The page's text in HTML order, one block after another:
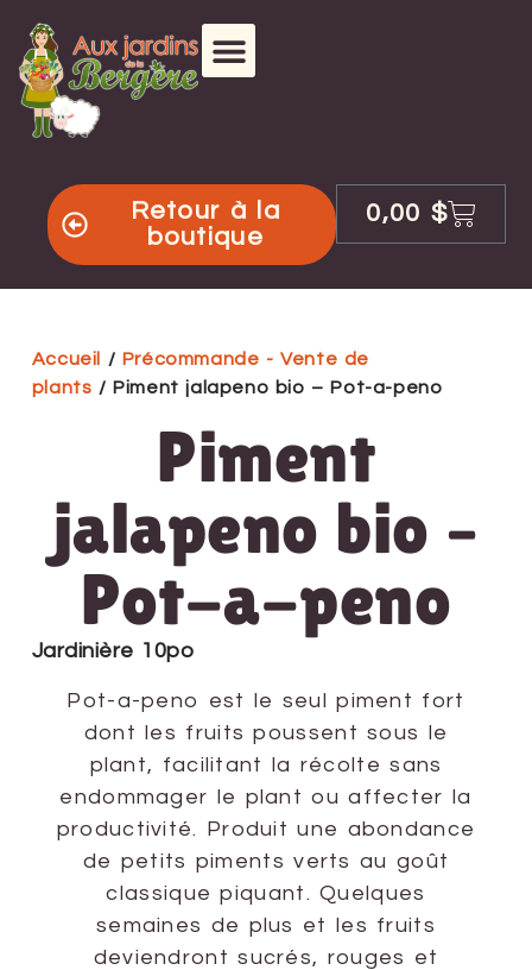
Retour à la
boutique
0,00 $
Accueil / Précommande - Vente de
plants / Piment jalapeno bio – Pot-a-peno
Piment
jalapeno bio –
Pot-a-peno
Jardinière 10po
Pot-a-peno est le seul piment fort
dont les fruits poussent sous le
plant, facilitant la récolte sans
endommager le plant ou affecter la
productivité. Produit une abondance
de petits piments verts au goût
classique piquant. Quelques
semaines de plus et les fruits
deviendront sucrés, rouges et